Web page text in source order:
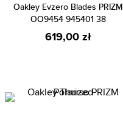
Oakley Evzero Blades PRIZM
OO9454 945401 38
619,00 zł